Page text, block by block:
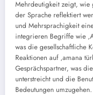
Mehrdeutigkeit zeigt, wie
der Sprache reflektiert
und Mehrsprachigkeit
integrieren Begriffe wie
was die gesellschaftliche
Reaktionen auf ‚amana
Gesprächspartner, was
unterstreicht und die
Bedeutungen umzugehen.